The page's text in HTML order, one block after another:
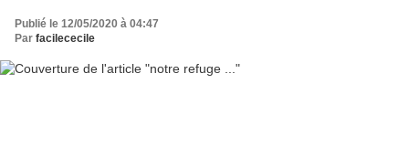
Publié le 12/05/2020 à 04:47
Par facilececile